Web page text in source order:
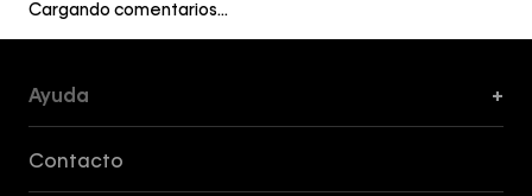
Cargando comentarios…
Ayuda +
Contacto